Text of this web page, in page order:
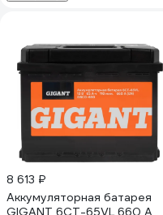
8 613 ₽
Аккумуляторная батарея
GIGANT 6СТ-65VL 660 A